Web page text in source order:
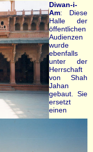
Diwan-i-
Am: Diese
Halle der
öffentlichen
Audienzen
wurde
ebenfalls
unter der
Herrschaft
von Shah
Jahan
gebaut. Sie
ersetzt
einen